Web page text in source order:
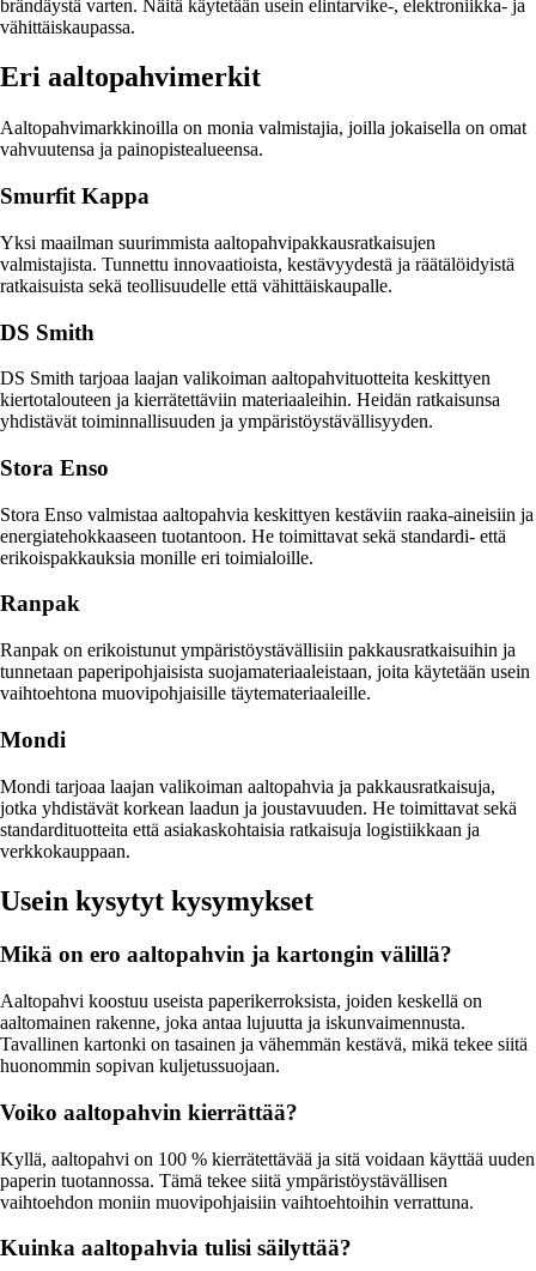
brändäystä varten. Näitä käytetään usein elintarvike-, elektroniikka- ja
vähittäiskaupassa.
Eri aaltopahvimerkit
Aaltopahvimarkkinoilla on monia valmistajia, joilla jokaisella on omat
vahvuutensa ja painopistealueensa.
Smurfit Kappa
Yksi maailman suurimmista aaltopahvipakkausratkaisujen
valmistajista. Tunnettu innovaatioista, kestävyydestä ja räätälöidyistä
ratkaisuista sekä teollisuudelle että vähittäiskaupalle.
DS Smith
DS Smith tarjoaa laajan valikoiman aaltopahvituotteita keskittyen
kiertotalouteen ja kierrätettäviin materiaaleihin. Heidän ratkaisunsa
yhdistävät toiminnallisuuden ja ympäristöystävällisyyden.
Stora Enso
Stora Enso valmistaa aaltopahvia keskittyen kestäviin raaka-aineisiin ja
energiatehokkaaseen tuotantoon. He toimittavat sekä standardi- että
erikoispakkauksia monille eri toimialoille.
Ranpak
Ranpak on erikoistunut ympäristöystävällisiin pakkausratkaisuihin ja
tunnetaan paperipohjaisista suojamateriaaleistaan, joita käytetään usein
vaihtoehtona muovipohjaisille täytemateriaaleille.
Mondi
Mondi tarjoaa laajan valikoiman aaltopahvia ja pakkausratkaisuja,
jotka yhdistävät korkean laadun ja joustavuuden. He toimittavat sekä
standardituotteita että asiakaskohtaisia ratkaisuja logistiikkaan ja
verkkokauppaan.
Usein kysytyt kysymykset
Mikä on ero aaltopahvin ja kartongin välillä?
Aaltopahvi koostuu useista paperikerroksista, joiden keskellä on
aaltomainen rakenne, joka antaa lujuutta ja iskunvaimennusta.
Tavallinen kartonki on tasainen ja vähemmän kestävä, mikä tekee siitä
huonommin sopivan kuljetussuojaan.
Voiko aaltopahvin kierrättää?
Kyllä, aaltopahvi on 100 % kierrätettävää ja sitä voidaan käyttää uuden
paperin tuotannossa. Tämä tekee siitä ympäristöystävällisen
vaihtoehdon moniin muovipohjaisiin vaihtoehtoihin verrattuna.
Kuinka aaltopahvia tulisi säilyttää?